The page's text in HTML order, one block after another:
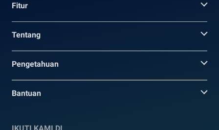
Fitur
Tentang
Pengetahuan
Bantuan
IKUTI KAMI DI